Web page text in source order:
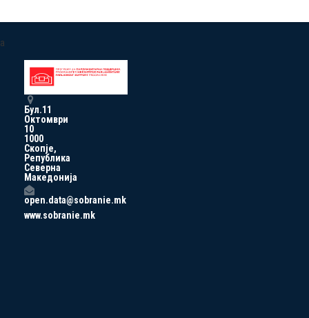
a
Бул.11
Октомври
10
1000
Скопје,
Република
Северна
Македонија
open.data@sobranie.mk
www.sobranie.mk